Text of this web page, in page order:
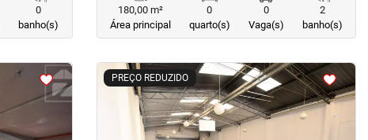
0
banho(s)
180,00 m²
Área principal
0
quarto(s)
0
Vaga(s)
2
banho(s)
PREÇO REDUZIDO
<<<